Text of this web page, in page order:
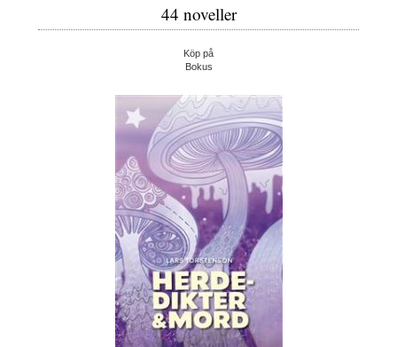
44 noveller
Köp på
Bokus